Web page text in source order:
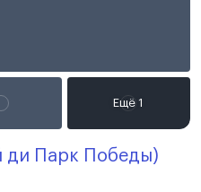
ди Парк Победы)